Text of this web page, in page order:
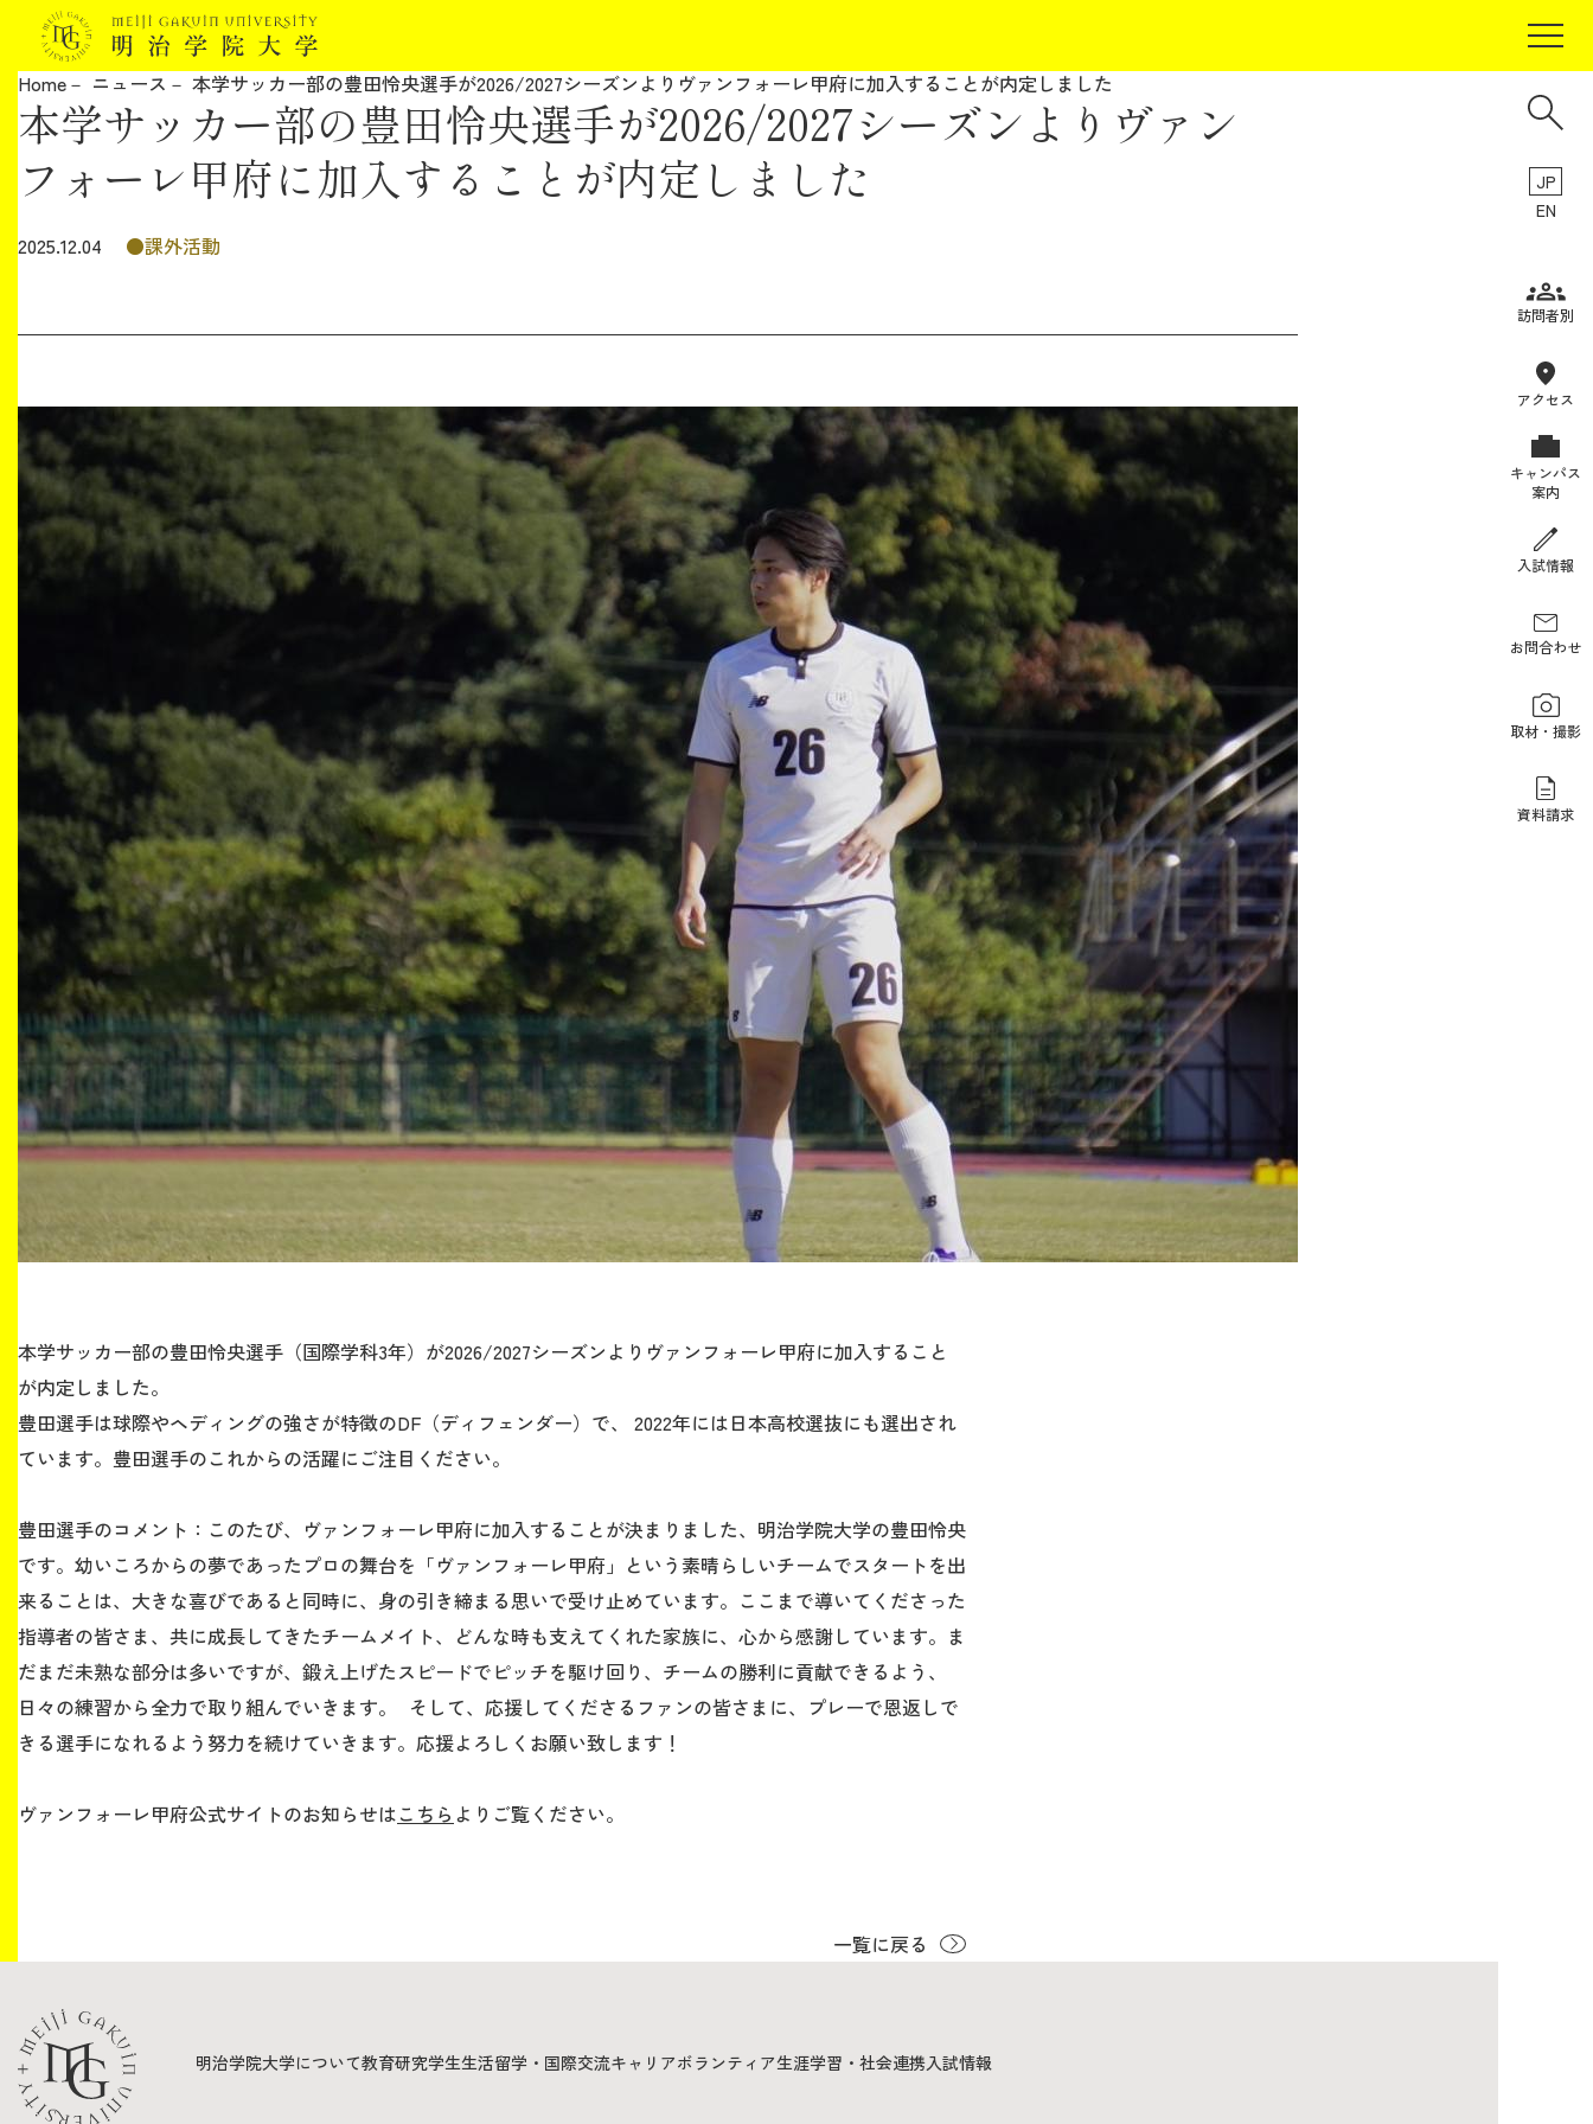
JP
EN
訪問者別
アクセス
キャンパス
案内
入試情報
お問合わせ
取材・撮影
資料請求
明治学院大学について
教育
研究
キャリア
ボランティア
入試情報サイト
2026年9月入学者向け 新入生サイト
MGグッズ オンラインショップ
（外部サイト）
Home ニュース 本学サッカー部の豊田怜央選手が2026/2027シーズンよりヴァンフォーレ甲府に加入することが内定しました
本学サッカー部の豊田怜央選手が2026/2027シーズンよりヴァン
フォーレ甲府に加入することが内定しました
2025.12.04 課外活動
本学サッカー部の豊田怜央選手（国際学科3年）が2026/2027シーズンよりヴァンフォーレ甲府に加入すること
が内定しました。
豊田選手は球際やヘディングの強さが特徴のDF（ディフェンダー）で、 2022年には日本高校選抜にも選出され
ています。豊田選手のこれからの活躍にご注目ください。
豊田選手のコメント：このたび、ヴァンフォーレ甲府に加入することが決まりました、明治学院大学の豊田怜央
です。幼いころからの夢であったプロの舞台を「ヴァンフォーレ甲府」という素晴らしいチームでスタートを出
来ることは、大きな喜びであると同時に、身の引き締まる思いで受け止めています。ここまで導いてくださった
指導者の皆さま、共に成長してきたチームメイト、どんな時も支えてくれた家族に、心から感謝しています。ま
だまだ未熟な部分は多いですが、鍛え上げたスピードでピッチを駆け回り、チームの勝利に貢献できるよう、
日々の練習から全力で取り組んでいきます。 そして、応援してくださるファンの皆さまに、プレーで恩返しで
きる選手になれるよう努力を続けていきます。応援よろしくお願い致します！
ヴァンフォーレ甲府公式サイトのお知らせはこちら よりご覧ください。
一覧に戻る
明治学院大学について教育研究学生生活留学・国際交流キャリアボランティア生涯学習・社会連携入試情報